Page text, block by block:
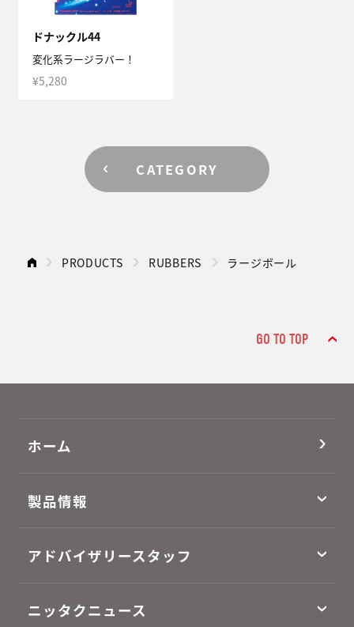
ドナックル44
変化系ラージラバー！
¥5,280
CATEGORY
PRODUCTS RUBBERS ラージボール
GO TO TOP
ホーム
製品情報
アドバイザリースタッフ
ニッタクニュース